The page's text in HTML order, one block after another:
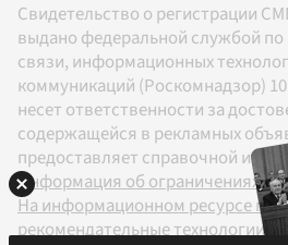
Свидетельство о регистрации
выдано федеральной службой по
связи, информационных
коммуникаций (Роскомнадзор)
несет ответственности за
содержащейся в рекламных
предоставляет справочной
Информация об ограничениях
На информационном ресурсе
рекомендательные технологии в